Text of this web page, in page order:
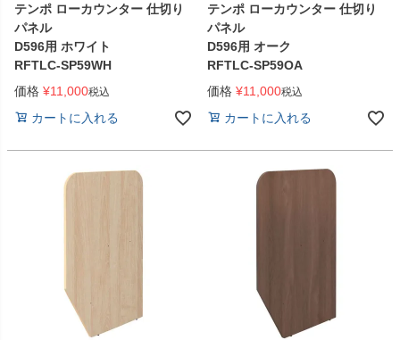
テンポ ローカウンター 仕切り
パネル
D596用 ホワイト
RFTLC-SP59WH
価格 ¥11,000税込
カートに入れる
テンポ ローカウンター 仕切り
パネル
D596用 オーク
RFTLC-SP59OA
価格 ¥11,000税込
カートに入れる